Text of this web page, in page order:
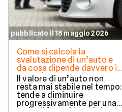
pubblicato il 18 maggio 2026
Come si calcola la
svalutazione di un’auto e
da cosa dipende davvero il
suo valore
Il valore di un’auto non
resta mai stabile nel tempo:
tende a diminuire
progressivamente per una